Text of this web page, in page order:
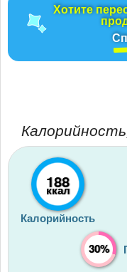
Хотите
188
ккал
Калорийность
30%